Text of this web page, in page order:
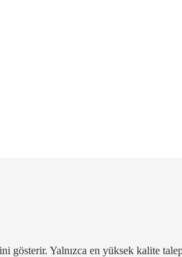
Yalnızca en yüksek kalite